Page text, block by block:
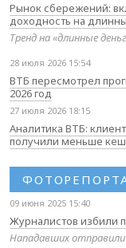
Рынок сбережений:
доходность на
Тренд на «длинные
28 июля 2026 15:54
ВТБ пересмотрел
2026 год
27 июля 2026 18:15
Аналитика ВТБ:
получили меньше
09 июня 2025 15:40
Журналистов избили
Нападавших